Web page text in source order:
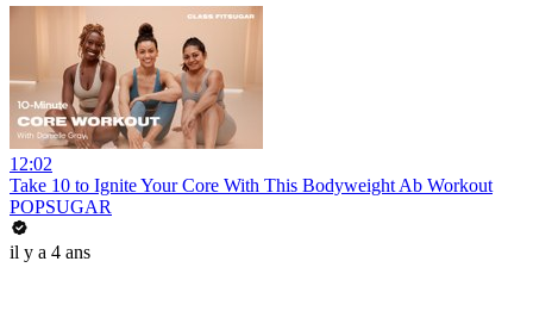
12:02
Take 10 to Ignite Your Core With This Bodyweight Ab Workout
POPSUGAR
il y a 4 ans